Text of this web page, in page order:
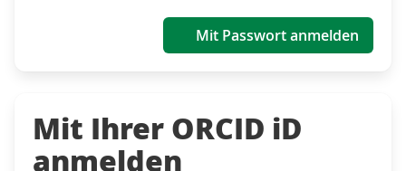
Mit Passwort anmelden
Mit Ihrer ORCID iD
anmelden